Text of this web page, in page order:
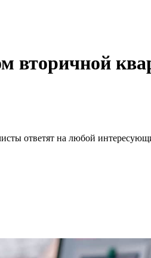
вторичной
любой интересующий